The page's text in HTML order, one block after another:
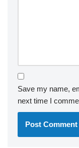
Save my name,
next time I